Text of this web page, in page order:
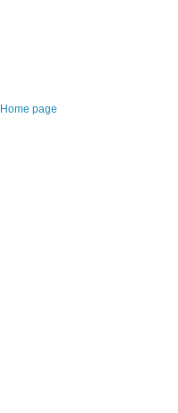
Home page